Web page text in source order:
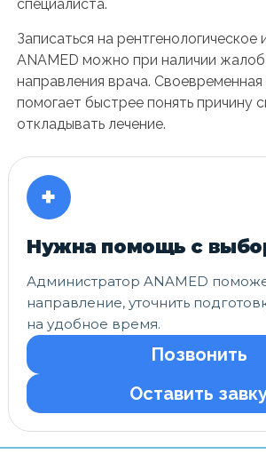
специалиста.
Записаться на рентгенологическое
ANAMED можно при наличии жалоб
направления врача. Своевременная
помогает быстрее понять причину
откладывать лечение.
+
Нужна помощь с
Администратор ANAMED
направление, уточнить
на удобное время.
Позвонить
Оставить